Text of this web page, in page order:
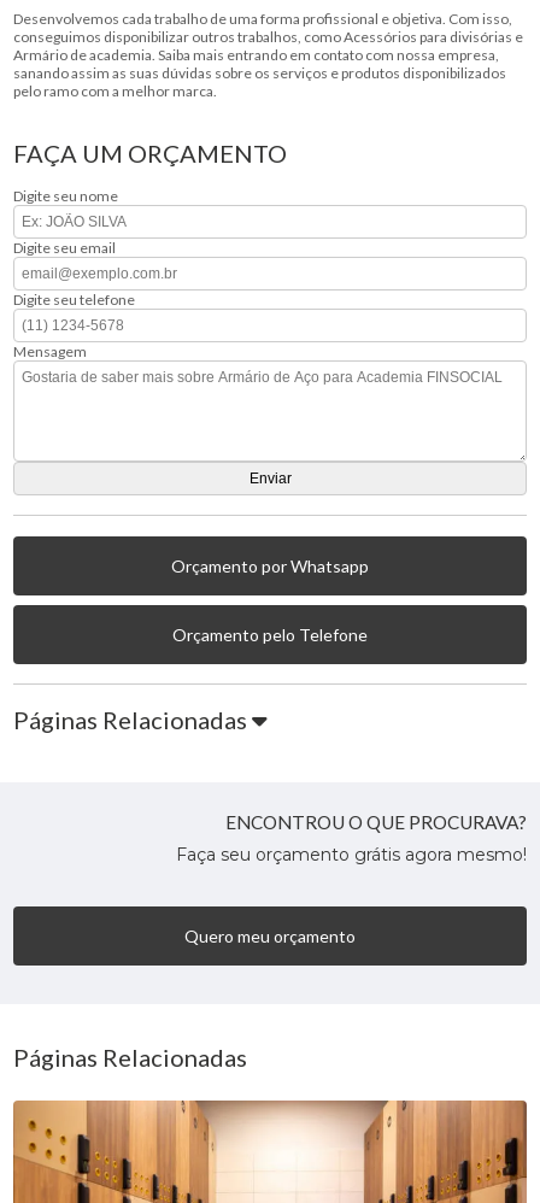
Desenvolvemos cada trabalho de uma forma profissional e objetiva. Com isso,
conseguimos disponibilizar outros trabalhos, como Acessórios para divisórias e
Armário de academia. Saiba mais entrando em contato com nossa empresa,
sanando assim as suas dúvidas sobre os serviços e produtos disponibilizados
pelo ramo com a melhor marca.
FAÇA UM ORÇAMENTO
Digite seu nome
Digite seu email
Digite seu telefone
Mensagem
Orçamento por Whatsapp
Orçamento pelo Telefone
Páginas Relacionadas
ENCONTROU O QUE PROCURAVA?
Faça seu orçamento grátis agora mesmo!
Quero meu orçamento
Páginas Relacionadas